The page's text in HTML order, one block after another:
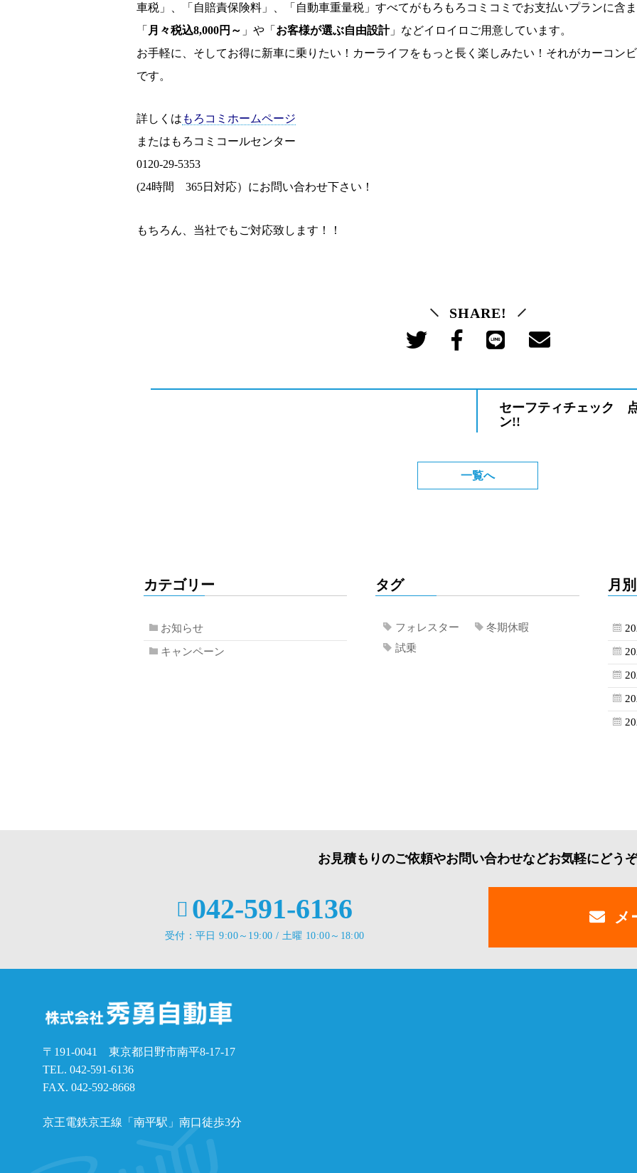
車税」、「自賠責保険料」、「自動車重量税」すべてがもろもろコミコミでお支払いプランに含
「 月々税込8,000円～ 」や「 お客様が選ぶ自由設計」などイロイロご用意しています。
お手軽に、そしてお得に新車に乗りたい！カーライフをもっと長く楽しみたい！それがカーコン
です。
詳しくは もろコミホームページ
またはもろコミコールセンター
0120-29-5353
(24時間 365日対応）にお問い合わせ下さい！
もちろん、当社でもご対応致します！！
SHARE!
セーフティチェック
ン!!
一覧へ
カテゴリー
お知らせ
キャンペーン
タグ
フォレスター
冬期休暇
試乗
月
お見積もりのご依頼やお問い合わせなどお気軽にどうぞ
042-591-6136
受付：平日 9:00～19:00 / 土曜 10:00～18:00
メ
〒191-0041 東京都日野市南平8-17-17
TEL. 042-591-6136
FAX. 042-592-8668
京王電鉄京王線「南平駅」南口徒歩3分